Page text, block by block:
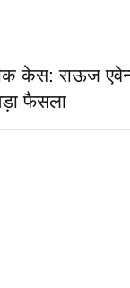
केस: राऊज
फैसला